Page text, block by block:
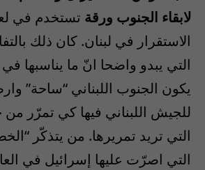
لابقاء الجنوب ورقة تستخدم في
الاستقرار في لبنان. كان ذلك
التي يبدو واضحا انّ ما يناسبها
يكون الجنوب اللبناني “ساحة”
للجيش اللبناني فيها كي تمرّر من
التي تريد تمريرها. من يتذكّر